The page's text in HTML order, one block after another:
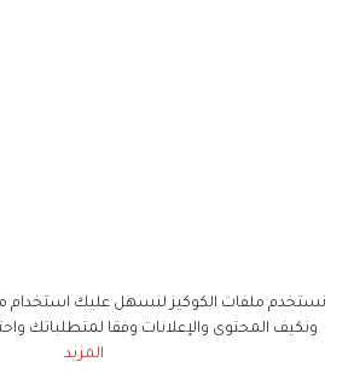
نستخدم ملفات الكوكيز لنسهل عليك استخدام
ونكيف المحتوى والإعلانات وفقا لمتطلباتك
المزيد